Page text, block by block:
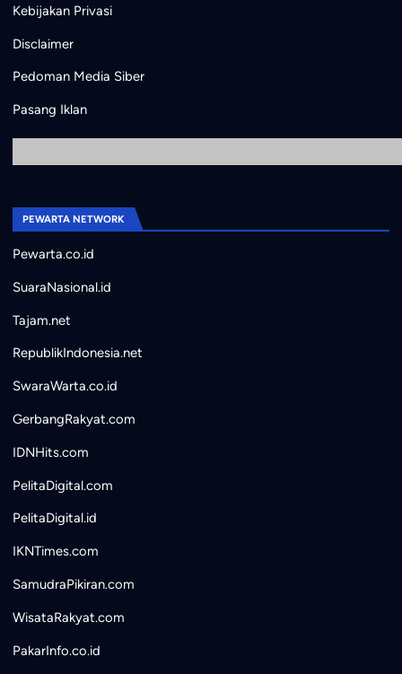
Kebijakan Privasi
Disclaimer
Pedoman Media Siber
Pasang Iklan
PEWARTA NETWORK
Pewarta.co.id
SuaraNasional.id
Tajam.net
RepublikIndonesia.net
SwaraWarta.co.id
GerbangRakyat.com
IDNHits.com
PelitaDigital.com
PelitaDigital.id
IKNTimes.com
SamudraPikiran.com
WisataRakyat.com
PakarInfo.co.id